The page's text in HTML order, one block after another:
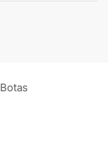
Botas